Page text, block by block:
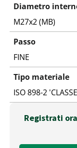
Diametro
M27x2 (MB)
Passo
FINE
Tipo materiale
ISO 898-2
Registrati